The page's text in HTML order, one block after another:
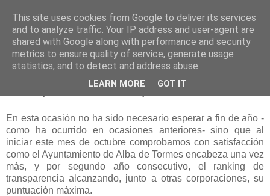
Transparencia municipal
En esta ocasión no ha sido necesario esperar a fin de año -
como ha ocurrido en ocasiones anteriores- sino que al
iniciar este mes de octubre comprobamos con satisfacción
como el Ayuntamiento de Alba de Tormes encabeza una vez
más, y por segundo año consecutivo, el ranking de
transparencia alcanzando, junto a otras corporaciones, su
puntuación máxima.
This site uses cookies from Google to deliver its services
and to analyze traffic. Your IP address and user-agent are
shared with Google along with performance and security
metrics to ensure quality of service, generate usage
statistics, and to detect and address abuse.
LEARN MORE GOT IT